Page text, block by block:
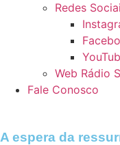
Redes
Web Rádio
Fale Conosco
A espera da